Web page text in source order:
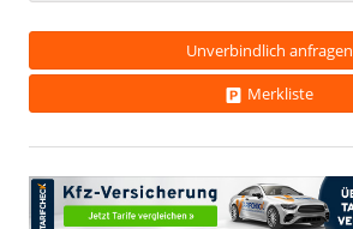
Unverbindlich anfragen
Merkliste